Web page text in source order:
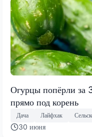
Огурцы попёрли за
прямо под корень
Дача Лайфхак
30 июня